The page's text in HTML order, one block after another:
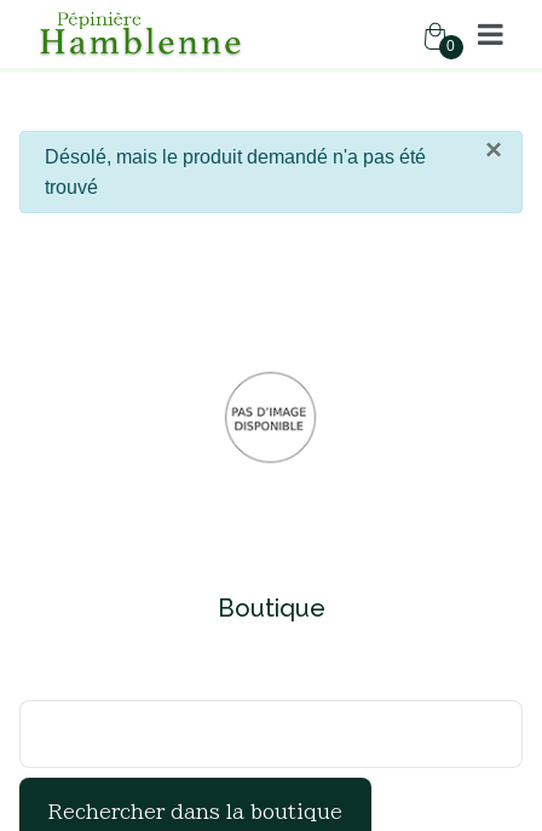
0
×
info
Désolé, mais le produit demandé n'a pas été
trouvé
Boutique